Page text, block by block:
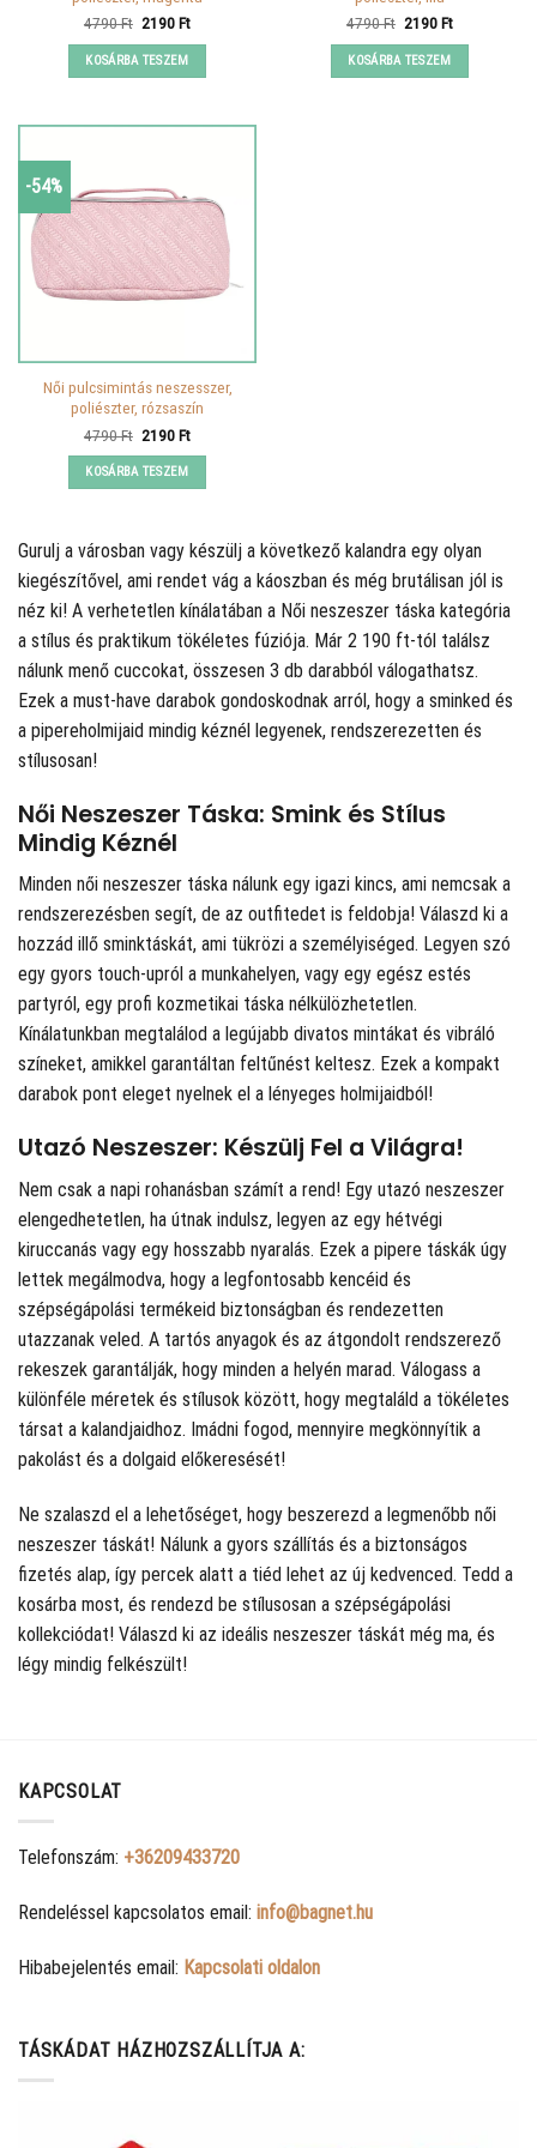
4790Ft Original
was:
4790 Ft.
2190FtCurrent
KOSÁRBA TESZEM
4790Ft Original
was:
4790 Ft.
2190FtCurrent
KOSÁRBA TESZEM
-54%
Női pulcsimintás neszesszer,
poliészter, rózsaszín
4790Ft Original
was:
4790 Ft.
2190FtCurrent
KOSÁRBA TESZEM
Gurulj a városban vagy készülj a következő kalandra egy olyan
kiegészítővel, ami rendet vág a káoszban és még brutálisan jól is
néz ki! A verhetetlen kínálatában a Női neszeszer táska kategória
a stílus és praktikum tökéletes fúziója. Már 2 190 ft-tól találsz
nálunk menő cuccokat, összesen 3 db darabból válogathatsz.
Ezek a must-have darabok gondoskodnak arról, hogy a sminked és
a pipereholmijaid mindig kéznél legyenek, rendszerezetten és
stílusosan!
Női Neszeszer Táska: Smink és Stílus
Mindig Kéznél
Minden női neszeszer táska nálunk egy igazi kincs, ami nemcsak a
rendszerezésben segít, de az outfitedet is feldobja! Válaszd ki a
hozzád illő sminktáskát, ami tükrözi a személyiséged. Legyen szó
egy gyors touch-upról a munkahelyen, vagy egy egész estés
partyról, egy profi kozmetikai táska nélkülözhetetlen.
Kínálatunkban megtalálod a legújabb divatos mintákat és vibráló
színeket, amikkel garantáltan feltűnést keltesz. Ezek a kompakt
darabok pont eleget nyelnek el a lényeges holmijaidból!
Utazó Neszeszer: Készülj Fel a Világra!
Nem csak a napi rohanásban számít a rend! Egy utazó neszeszer
elengedhetetlen, ha útnak indulsz, legyen az egy hétvégi
kiruccanás vagy egy hosszabb nyaralás. Ezek a pipere táskák úgy
lettek megálmodva, hogy a legfontosabb kencéid és
szépségápolási termékeid biztonságban és rendezetten
utazzanak veled. A tartós anyagok és az átgondolt rendszerező
rekeszek garantálják, hogy minden a helyén marad. Válogass a
különféle méretek és stílusok között, hogy megtaláld a tökéletes
társat a kalandjaidhoz. Imádni fogod, mennyire megkönnyítik a
pakolást és a dolgaid előkeresését!
Ne szalaszd el a lehetőséget, hogy beszerezd a legmenőbb női
neszeszer táskát! Nálunk a gyors szállítás és a biztonságos
fizetés alap, így percek alatt a tiéd lehet az új kedvenced. Tedd a
kosárba most, és rendezd be stílusosan a szépségápolási
kollekciódat! Válaszd ki az ideális neszeszer táskát még ma, és
légy mindig felkészült!
KAPCSOLAT
Telefonszám: +36209433720
Rendeléssel kapcsolatos email: info@bagnet.hu
Hibabejelentés email: Kapcsolati oldalon
TÁSKÁDAT HÁZHOZSZÁLLÍTJA A: